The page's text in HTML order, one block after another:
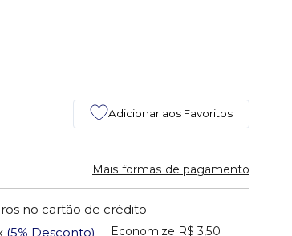
Adicionar aos Favoritos
Mais formas de pagamento
no cartão de crédito
(5% Desconto) Economize R$ 3,50